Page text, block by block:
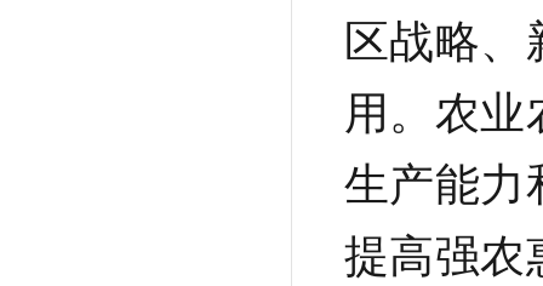
区战略、
用。农
生产能力
提高强农